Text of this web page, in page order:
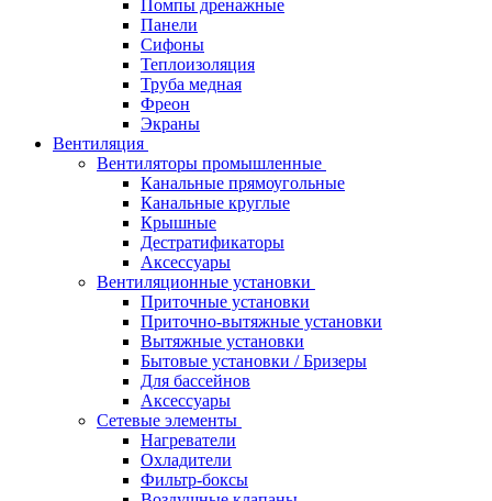
Помпы дренажные
Панели
Сифоны
Теплоизоляция
Труба медная
Фреон
Экраны
Вентиляция
Вентиляторы промышленные
Канальные прямоугольные
Канальные круглые
Крышные
Дестратификаторы
Аксессуары
Вентиляционные установки
Приточные установки
Приточно-вытяжные установки
Вытяжные установки
Бытовые установки / Бризеры
Для бассейнов
Аксессуары
Сетевые элементы
Нагреватели
Охладители
Фильтр-боксы